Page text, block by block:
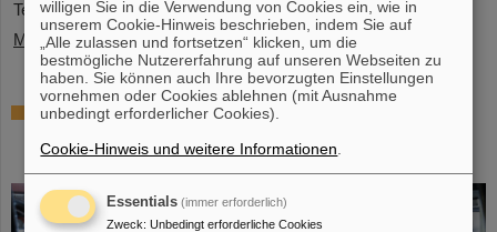
Teilchenbeschleunigeranlage FAIR.…
Mehr »
Gleichzeitige Beschleunigung von zwei
Ringbeschleuniger SIS18 demonstriert
willigen Sie in die Verwendung von Cookies ein, wie in
unserem Cookie-Hinweis beschrieben, indem Sie auf
„Alle zulassen und fortsetzen“ klicken, um die
bestmögliche Nutzererfahrung auf unseren Webseiten zu
haben. Sie können auch Ihre bevorzugten Einstellungen
vornehmen oder Cookies ablehnen (mit Ausnahme
unbedingt erforderlicher Cookies).
Cookie-Hinweis und weitere Informationen
Essentials (immer erforderlich)
Zweck: Unbedingt erforderliche Cookies